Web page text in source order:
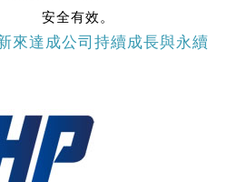
。
來達成公司持續成長與永續